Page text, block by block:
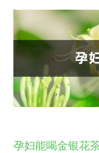
孕妇能喝金银花